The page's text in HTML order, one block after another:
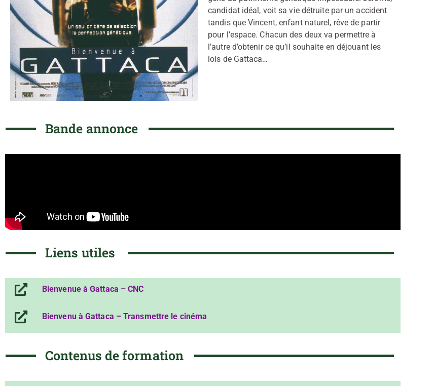
candidat idéal, voit sa vie détruite par un accident
tandis que Vincent, enfant naturel, rêve de partir
pour l’espace. Chacun des deux va permettre à
l’autre d’obtenir ce qu’il souhaite en déjouant les
lois de Gattaca…
Bande annonce
Liens utiles
Bienvenue à Gattaca – CNC
Bienvenu à Gattaca – Transmettre le cinéma
Contenus de formation